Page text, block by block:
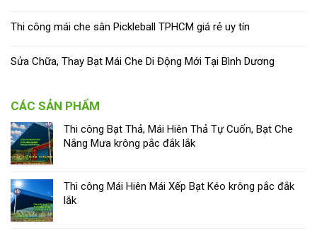
Thi công mái che sân Pickleball TPHCM giá rẻ uy tín
Sửa Chữa, Thay Bạt Mái Che Di Động Mới Tại Bình Dương
CÁC SẢN PHẨM
Thi công Bạt Thả, Mái Hiên Thả Tự Cuốn, Bạt Che
Nắng Mưa krông pắc đắk lắk
Thi công Mái Hiên Mái Xếp Bạt Kéo krông pắc đắk
lắk